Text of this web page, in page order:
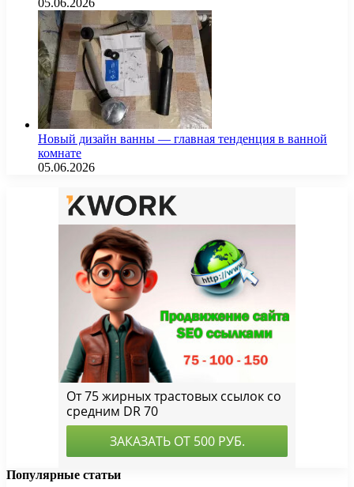
Новый дизайн ванны — главная тенденция в ванной
комнате
05.06.2026
Популярные статьи